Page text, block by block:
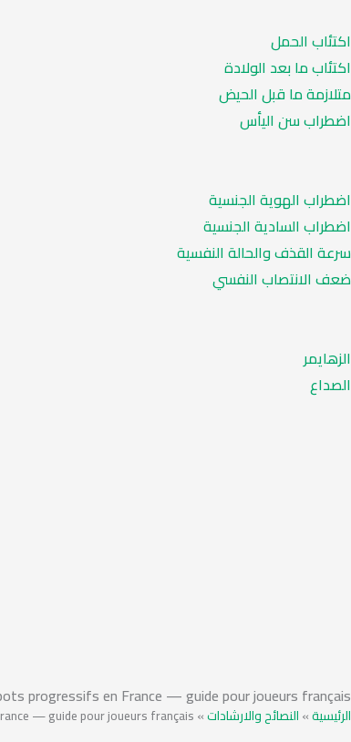
اكتئاب الحمل
اكتئاب ما بعد الولادة
متلازمة ما قبل الحيض
اضطراب سن اليأس
اضطراب الهوية الجنسية
اضطراب السادية الجنسية
سرعة القذف والحالة النفسية
ضعف الانتصاب النفسي
الزهايمر
الصداع
progressifs en France — guide pour joueurs français
الرئيسية»النصائح والارشادات»
— guide pour joueurs français